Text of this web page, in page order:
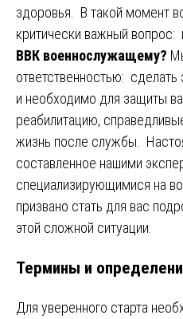
здоровья. В такой момент
критически важный вопрос:
ВВК военнослужащему?
ответственностью:
и необходимо для защиты
реабилитацию,
жизнь после службы.
составленное нашими
специализирующимися на
призвано стать для вас
этой сложной ситуации.
Термины и
Для уверенного старта